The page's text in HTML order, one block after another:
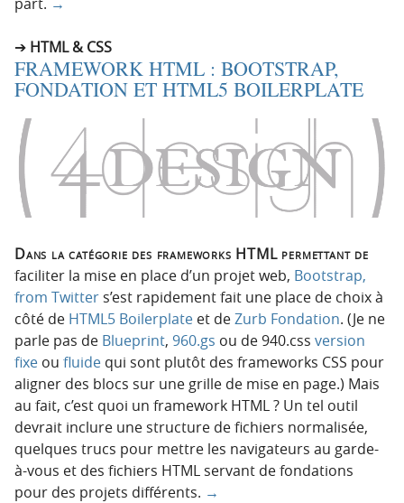
HTML & CSS
FRAMEWORK HTML : BOOTSTRAP,
FONDATION ET HTML5 BOILERPLATE
Dans la catégorie des frameworks HTML permettant de
faciliter la mise en place d’un projet web, Bootstrap,
from Twitter s’est rapidement fait une place de choix à
côté de HTML5 Boilerplate et deZurb Fondation. (Je ne
parle pas de Blueprint, 960.gs ou de 940.css version
fixe ou fluide qui sont plutôt des frameworks CSS pour
aligner des blocs sur une grille de mise en page.) Mais
au fait, c’est quoi un framework HTML ? Un tel outil
devrait inclure une structure de fichiers normalisée,
quelques trucs pour mettre les navigateurs au garde-
à-vous et des fichiers HTML servant de fondations
pour des projets différents. →